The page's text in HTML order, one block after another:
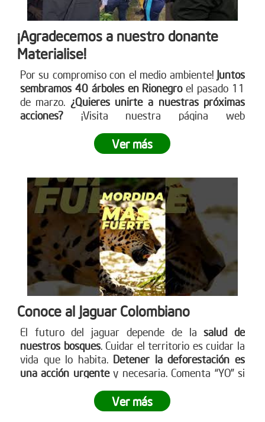
¡Agradecemos a nuestro donante
Materialise!
Por su compromiso con el medio ambiente! Juntos
sembramos 40 árboles en Rionegroel pasado 11
de marzo. ¿Quieres unirte a nuestras próximas
acciones?¡Visita nuestra página web
Ver más
Conoce al Jaguar Colombiano
El futuro del jaguar depende de lasalud de
nuestros bosques. Cuidar el territorio es cuidar la
vida que lo habita.Detener la deforestación es
una acción urgentey necesaria. Comenta “YO” si
www.reddearboles.orgVer más